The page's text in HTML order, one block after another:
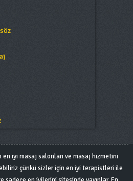
iyi masaj salonları ve masaj hizmetini
çünkü sizler için en iyi terapistleri ile